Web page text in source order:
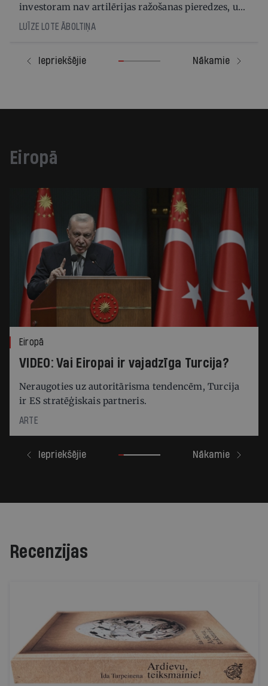
investoram nav artilērijas ražošanas pieredzes, un
arī mūsu bruņotie spēki šādas spējas neplāno
LUĪZE LOTE ĀBOLTIŅA
Iepriekšējie Nākamie
Eiropā
Eiropā
VIDEO: Vai Eiropai ir vajadzīga Turcija?
Neraugoties uz autoritārisma tendencēm, Turcija
ir ES stratēģiskais partneris.
ARTE
Iepriekšējie Nākamie
Recenzijas